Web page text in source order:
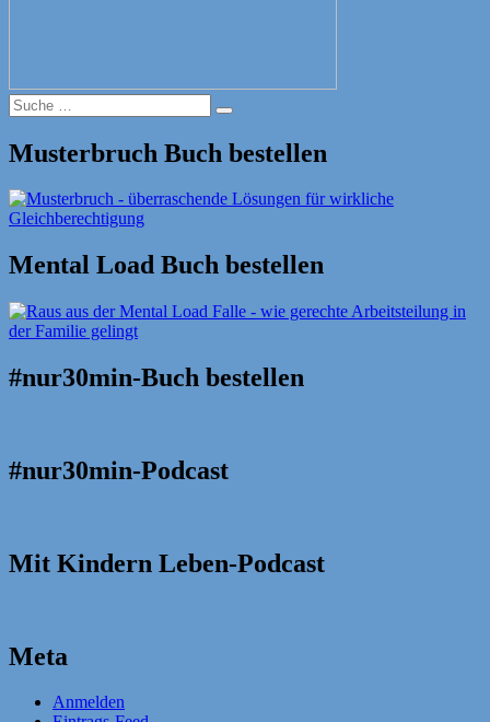
Suche
nach:
Suche
Musterbruch Buch bestellen
Mental Load Buch bestellen
#nur30min-Buch bestellen
#nur30min-Podcast
Mit Kindern Leben-Podcast
Meta
Anmelden